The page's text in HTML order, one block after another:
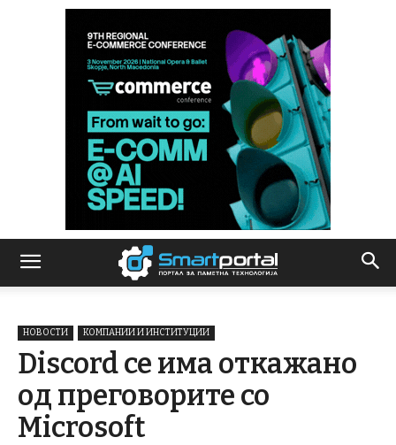
НОВОСТИ КОМПАНИИ И ИНСТИТУЦИИ
Discord се има откажано
од преговорите со
Microsoft